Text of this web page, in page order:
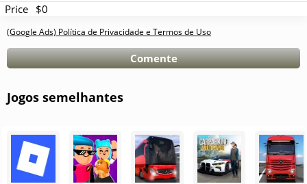
Price $0
(Google Ads) Política de Privacidade e Termos de Uso
Comente
Jogos semelhantes